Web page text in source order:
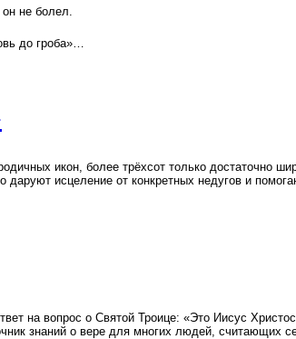
не болел.
до гроба»…
икон, более трёхсот только достаточно
исцеление от конкретных недугов и
на вопрос о Святой Троице: «Это Иисус
знаний о вере для многих людей, считающих